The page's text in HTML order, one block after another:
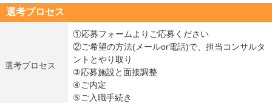
選考プロセス
選考プロセス
①応募フォームよりご応募ください
②ご希望の方法(メールor電話)で、担当コンサルタ
ントとやり取り
③応募施設と面接調整
④ご内定
⑤ご入職手続き